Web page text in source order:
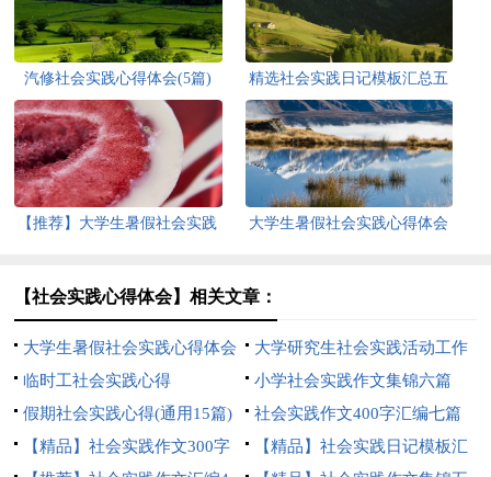
汽修社会实践心得体会(5篇)
精选社会实践日记模板汇总五
篇
【推荐】大学生暑假社会实践
大学生暑假社会实践心得体会
【社会实践心得体会】相关文章：
大学生暑假社会实践心得体会
【推荐】
大学研究生社会实践活动工作
总结
临时工社会实践心得
小学社会实践作文集锦六篇
假期社会实践心得(通用15篇)
社会实践作文400字汇编七篇
【精品】社会实践作文300字
【精品】社会实践日记模板汇